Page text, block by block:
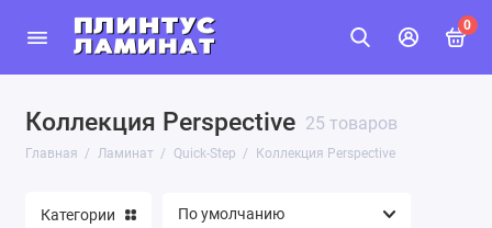
0
Коллекция Perspective 25 товаров
Главная Ламинат Quick-Step Коллекция Perspective
Kronospan
UltraFloor
Категории